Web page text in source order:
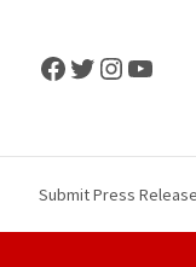
Facebook
Twitter
Submit Press